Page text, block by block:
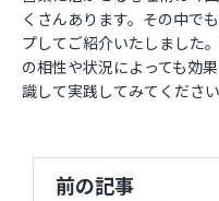
くさんあります。 その中で
プしてご紹介いたしました
の相性や状況によっても効
識して実践してみてください
前の記事